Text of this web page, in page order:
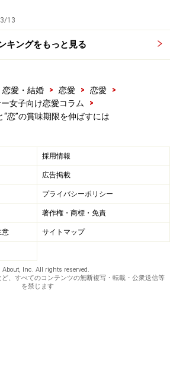
13
キングをもっと見る
恋愛・結婚 > 恋愛 > 恋愛
>
女子向け恋愛コラム
>
“恋”の賞味期限を伸ばすには
採用情報
広告掲載
プライバシーポリシー
著作権・商標・免責
意 サイトマップ
Inc. All rights reserved.
、すべてのコンテンツの無断複写・転載・公衆送信等
を禁じます